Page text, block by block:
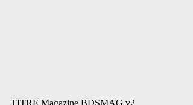
TITRE Magazine BDSMAG v2